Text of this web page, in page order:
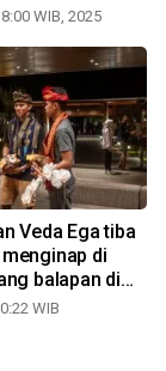
WIB, 2025
Veda Ega tiba
di
balapan di
WIB